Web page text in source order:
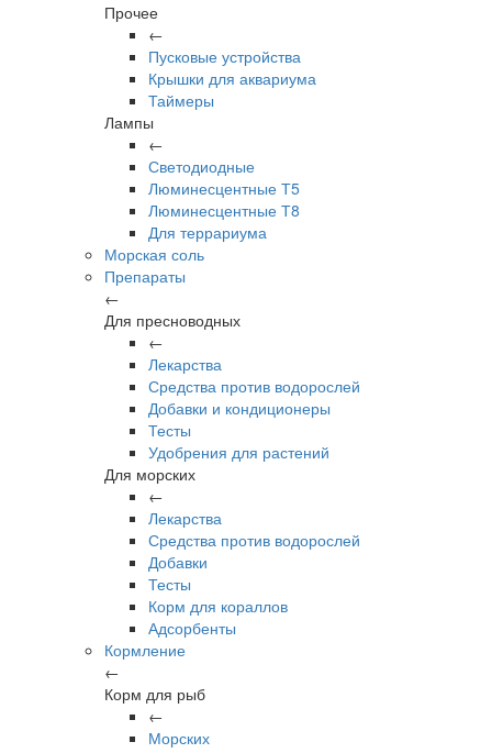
Прочее
←
Пусковые устройства
Крышки для аквариума
Таймеры
Лампы
←
Светодиодные
Люминесцентные Т5
Люминесцентные Т8
Для террариума
Морская соль
Препараты
←
Для пресноводных
←
Лекарства
Средства против водорослей
Добавки и кондиционеры
Тесты
Удобрения для растений
Для морских
←
Лекарства
Средства против водорослей
Добавки
Тесты
Корм для кораллов
Адсорбенты
Кормление
←
Корм для рыб
←
Морских